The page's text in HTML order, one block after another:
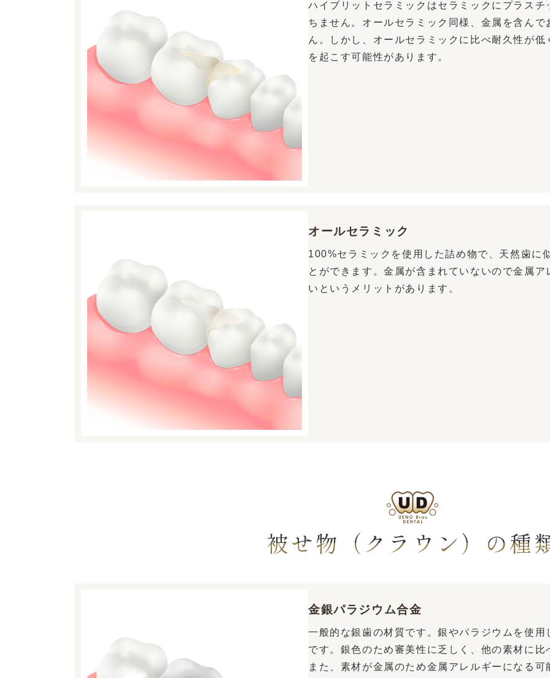
ハイブリットセラミックはセラミックにプラス
ちません。オールセラミック同様、金属を含ん
ん。しかし、オールセラミックに比べ耐久性が
を起こす可能性があります。
オールセラミック
100%セラミックを使用した詰め物で、天然歯に
とができます。金属が含まれていないので金属
いというメリットがあります。
被せ物（クラウン）の種
金銀パラジウム合金
一般的な銀歯の材質です。銀やパラジウムを使
です。銀色のため審美性に乏しく、他の素材に
また、素材が金属のため金属アレルギーになる可